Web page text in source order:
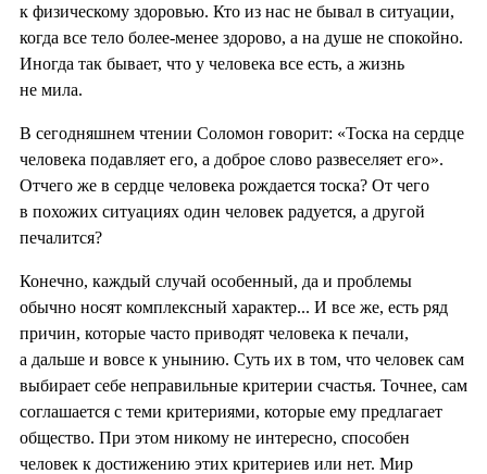
к физическому здоровью. Кто из нас не бывал в ситуации,
когда все тело более-менее здорово, а на душе не спокойно.
Иногда так бывает, что у человека все есть, а жизнь
не мила.
В сегодняшнем чтении Соломон говорит: «Тоска на сердце
человека подавляет его, а доброе слово развеселяет его».
Отчего же в сердце человека рождается тоска? От чего
в похожих ситуациях один человек радуется, а другой
печалится?
Конечно, каждый случай особенный, да и проблемы
обычно носят комплексный характер... И все же, есть ряд
причин, которые часто приводят человека к печали,
а дальше и вовсе к унынию. Суть их в том, что человек сам
выбирает себе неправильные критерии счастья. Точнее, сам
соглашается с теми критериями, которые ему предлагает
общество. При этом никому не интересно, способен
человек к достижению этих критериев или нет. Мир